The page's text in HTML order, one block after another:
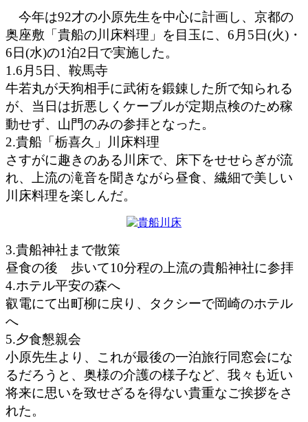
今年は92才の小原先生を中心に計画し、京都の
奥座敷「貴船の川床料理」を目玉に、6月5日(火)・
6日(水)の1泊2日で実施した。
1.6月5日、鞍馬寺
牛若丸が天狗相手に武術を鍛錬した所で知られる
が、当日は折悪しくケーブルが定期点検のため稼
動せず、山門のみの参拝となった。
2.貴船「栃喜久」川床料理
さすがに趣きのある川床で、床下をせせらぎが流
れ、上流の滝音を聞きながら昼食、繊細で美しい
川床料理を楽しんだ。
3.貴船神社まで散策
昼食の後 歩いて10分程の上流の貴船神社に参拝
4.ホテル平安の森へ
叡電にて出町柳に戻り、タクシーで岡崎のホテル
へ
5.夕食懇親会
小原先生より、これが最後の一泊旅行同窓会にな
るだろうと、奥様の介護の様子など、我々も近い
将来に思いを致せざるを得ない貴重なご挨拶をさ
れた。